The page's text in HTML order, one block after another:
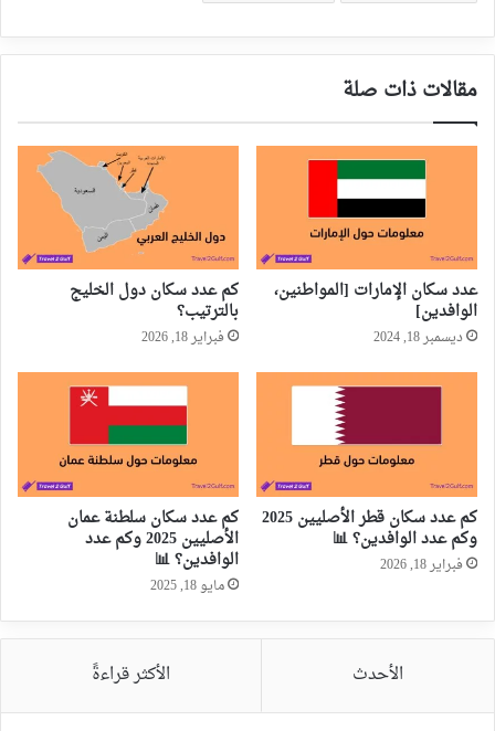
مقالات ذات صلة
عدد سكان الإمارات [المواطنين،
الوافدين]
ديسمبر 18, 2024
كم عدد سكان دول الخليج
بالترتيب؟
فبراير 18, 2026
كم عدد سكان قطر الأصليين 2025
وكم عدد الوافدين؟ 📊
فبراير 18, 2026
كم عدد سكان سلطنة عمان
الأصليين 2025 وكم عدد
الوافدين؟ 📊
مايو 18, 2025
الأحدث الأكثر قراءةً